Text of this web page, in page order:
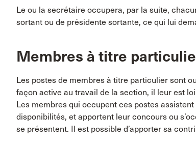
Le ou la secrétaire occupera, par la suite,
sortant ou de présidente sortante, ce qui lui
Membres à titre
Les postes de membres à titre particulier sont
façon active au travail de la section, il leur est
Les membres qui occupent ces postes
disponibilités, et apportent leur concours ou
se présentent. Il est possible d’apporter sa